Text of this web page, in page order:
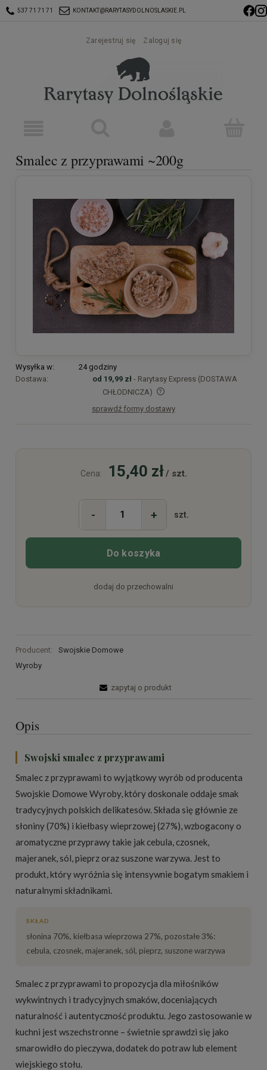
537 71 71 71 KONTAKT@RARYTASYDOLNOSLASKIE.PL
Zarejestruj się Zaloguj się
Smalec z przyprawami ~200g
Wysyłka w:
24 godziny
Dostawa:
od 19,99 zł - Rarytasy Express (DOSTAWA
CHŁODNICZA)
Cena nie zawiera ewentualnych kosztów płatności
sprawdź formy dostawy
Cena: 15,40 zł/ szt.
- + szt.
Do koszyka
dodaj do przechowalni
Producent:
Swojskie Domowe
Wyroby
zapytaj o produkt
Opis
Swojski smalec z przyprawami
Smalec z przyprawami to wyjątkowy wyrób od producenta
Swojskie Domowe Wyroby, który doskonale oddaje smak
tradycyjnych polskich delikatesów. Składa się głównie ze
słoniny (70%) i kiełbasy wieprzowej (27%), wzbogacony o
aromatyczne przyprawy takie jak cebula, czosnek,
majeranek, sól, pieprz oraz suszone warzywa. Jest to
produkt, który wyróżnia się intensywnie bogatym smakiem i
naturalnymi składnikami.
SKŁAD
słonina 70%, kiełbasa wieprzowa 27%, pozostałe 3%:
cebula, czosnek, majeranek, sól, pieprz, suszone warzywa
Smalec z przyprawami to propozycja dla miłośników
wykwintnych i tradycyjnych smaków, doceniających
naturalność i autentyczność produktu. Jego zastosowanie w
kuchni jest wszechstronne – świetnie sprawdzi się jako
smarowidło do pieczywa, dodatek do potraw lub element
wiejskiego stołu.